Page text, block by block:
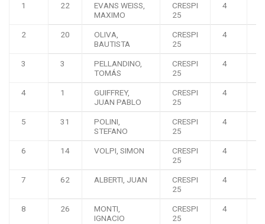
1 22
EVANS WEISS,
MAXIMO
CRESPI
25
4
2 20
OLIVA,
BAUTISTA
CRESPI
25
4
3 3
PELLANDINO,
TOMÁS
CRESPI
25
4
4 1
GUIFFREY,
JUAN PABLO
CRESPI
25
4
5 31
POLINI,
STEFANO
CRESPI
25
4
6 14 VOLPI, SIMON
CRESPI
25
4
7 62 ALBERTI, JUAN
CRESPI
25
4
8 26
MONTI,
IGNACIO
CRESPI
25
4